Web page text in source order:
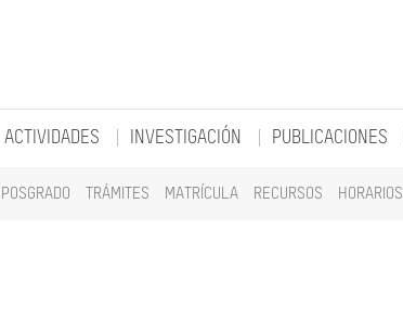
POSGRADO TRÁMITES MATRÍCULA RECURSOS HORARIOS
ACTIVIDADES INVESTIGACIÓN PUBLICACIONES